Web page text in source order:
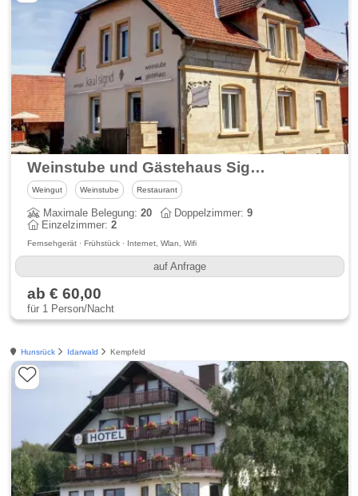
Weinstube und Gästehaus Sigrid Kaul
Weingut Weinstube Restaurant
Maximale Belegung:20 Doppelzimmer:9
Einzelzimmer:2
Fernsehgerät · Frühstück · Internet, Wlan, Wifi
auf Anfrage
ab € 60,00
für 1 Person/Nacht
Hunsrück Idarwald Kempfeld